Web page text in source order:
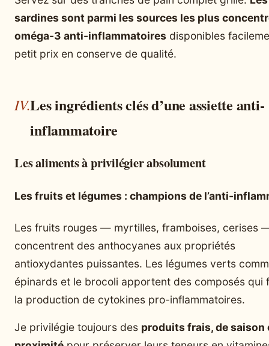
sardines sont parmi les sources les plus
oméga-3 anti-inflammatoires disponibles
petit prix en conserve de qualité.
Les ingrédients clés d’une assiette anti-
inflammatoire
Les aliments à privilégier absolument
Les fruits et légumes : champions de l’anti-
Les fruits rouges — myrtilles, framboises, cerises
concentrent des anthocyanes aux propriétés
antioxydantes puissantes. Les légumes verts
épinards et le brocoli apportent des composés qui
la production de cytokines pro-inflammatoires.
Je privilégie toujours des produits frais, de saison